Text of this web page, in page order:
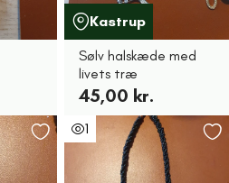
Kastrup
Sølv halskæde med
livets træ
45,00 kr.
1